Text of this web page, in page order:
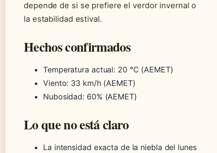
depende de si se prefiere el verdor invernal o
la estabilidad estival.
Hechos confirmados
Temperatura actual: 20 °C (AEMET)
Viento: 33 km/h (AEMET)
Nubosidad: 60% (AEMET)
Lo que no está claro
La intensidad exacta de la niebla del lunes